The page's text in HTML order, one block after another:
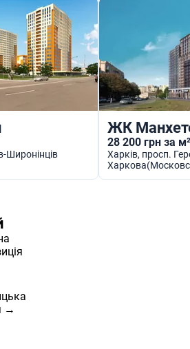
Широнінців
ЖК
28 200 грн за м²
Харків, просп.
→